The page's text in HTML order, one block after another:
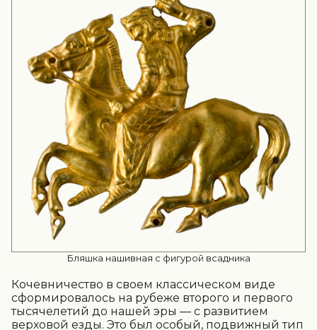
Бляшка нашивная с фигурой всадника
Кочевничество в своем классическом виде
сформировалось на рубеже второго и первого
тысячелетий до нашей эры — с развитием
верховой езды. Это был особый, подвижный тип